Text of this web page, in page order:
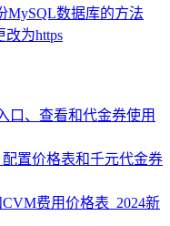
MySQL数据库的方法
改为https
口、查看和代金券使用
置价格表和千元代金券
费用价格表_2024新